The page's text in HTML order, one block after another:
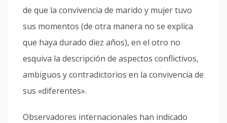
de que la convivencia de marido y mujer tuvo
sus momentos (de otra manera no se explica
que haya durado diez años), en el otro no
esquiva la descripción de aspectos conflictivos,
ambiguos y contradictorios en la convivencia de
sus «diferentes».
Observadores internacionales han indicado